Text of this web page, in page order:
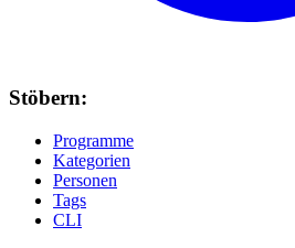
Stöbern:
Programme
Kategorien
Personen
Tags
CLI